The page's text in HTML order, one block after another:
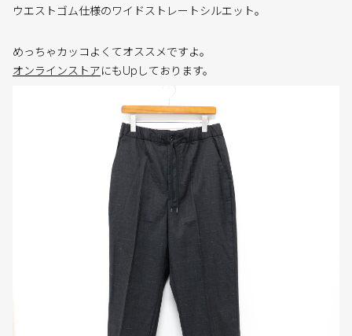
ウエストゴム仕様のワイドストレートシルエット。
めっちゃカッコよくてオススメですよ。
オンラインストアにもUpしております。